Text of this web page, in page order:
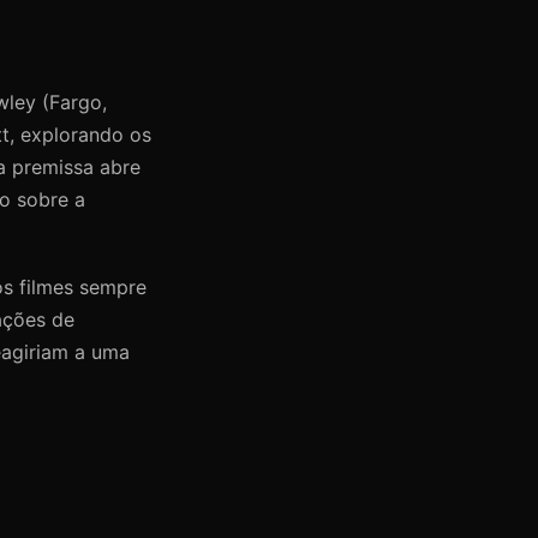
(Fargo,
explorando os
premissa abre
sobre a
filmes sempre
de
a uma